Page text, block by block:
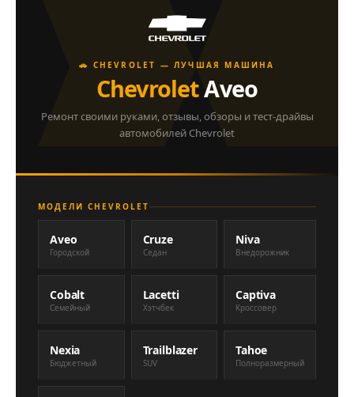
🚗 CHEVROLET — ЛУЧШАЯ МАШИНА
ChevroletAveo
Ремонт своими руками, отзывы, обзоры и тест-драйвы
автомобилей Chevrolet
МОДЕЛИ CHEVROLET
Aveo
Городской
Cruze
Седан
Niva
Внедорожник
Cobalt
Семейный
Lacetti
Хэтчбек
Captiva
Кроссовер
Nexia
Бюджетный
Trailblazer
SUV
Tahoe
Полноразмерный